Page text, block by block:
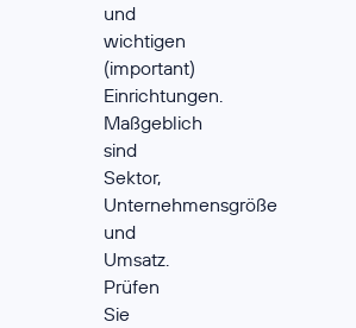
und
wichtigen
(important)
Einrichtungen.
Maßgeblich
sind
Sektor,
Unternehmensgröße
und
Umsatz.
Prüfen
Sie